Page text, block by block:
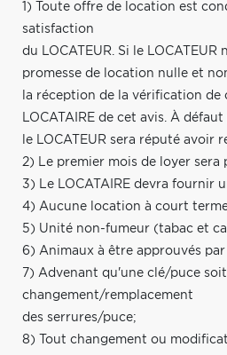
1) Toute offre de location est
satisfaction
du LOCATEUR. Si le
promesse de location nulle et
la réception de la vérification
LOCATAIRE de cet avis. À
le LOCATEUR sera réputé avoir
2) Le premier mois de loyer sera
3) Le LOCATAIRE devra fournir
4) Aucune location à court
5) Unité non-fumeur (tabac et
6) Animaux à être approuvés
7) Advenant qu'une clé/puce
changement/remplacement
des serrures/puce;
8) Tout changement ou